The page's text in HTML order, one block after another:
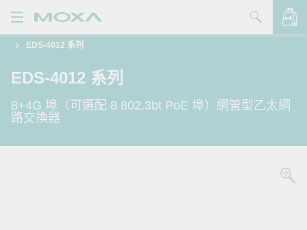
品
決方案
援
買
EDS-4012 系列
EDS-4012 系列
8+4G 埠（可選配 8 802.3bt PoE 埠）網管型乙太網
路交換器
查看詢價明細